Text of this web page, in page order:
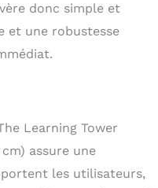
donc simple et
et une robustesse
Learning Tower
assure une
les utilisateurs,